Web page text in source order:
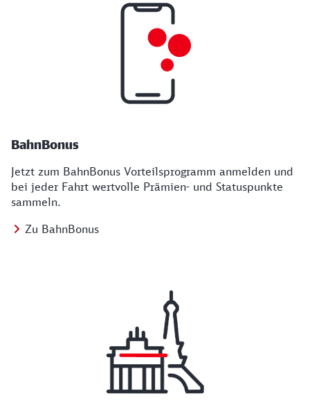
BahnBonus
Jetzt zum BahnBonus Vorteilsprogramm anmelden und
bei jeder Fahrt wertvolle Prämien- und Statuspunkte
sammeln.
Zu BahnBonus